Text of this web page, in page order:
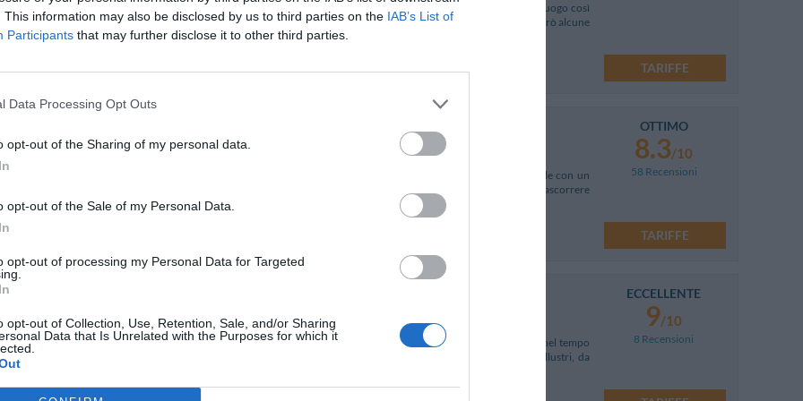
This information may also be disclosed by us to third parties on the IAB’s List of
Participants that may further disclose it to other third parties.
Data Processing Opt Outs
opt-out of the Sharing of my personal data.
opt-out of the Sale of my Personal Data.
opt-out of processing my Personal Data for Targeted
opt-out of Collection, Use, Retention, Sale, and/or Sharing
Data that Is Unrelated with the Purposes for which it
Suite in Venice ai Carmini si trova in un antico palazzo di fianco alla residenza della famiglia Moro, luogo così
ricco di storia e cultura tanto da essere noto come la “Casa di Otello” perché molto probabilmente ispirò alcune
delle ambientazioni del capo...
TARIFFE
Via Malcontenta 40,Marghera
L'Hotel Palladio si trova a Marghera, a breve distanza dalla splendida città di Venezia (raggiungibile con un
comodo servizio navetta gratuito), a soli 7 km dalla suggestiva Riviera del Brenta. Ideale per trascorrere
piacevoli soggiorni di relax e confor...
OTTIMO
8.3/10
58 Recensioni
TARIFFE
Via Preganziol 1, Mogliano Veneto
Mappa
Villa Condulmer è una raffinata dimora storica di Mogliano Veneto, costruita nel 1743 e rinnovata nel tempo
per offrire il massimo nel campo dell'ospitalità. Elegante ed esclusiva, ha accolto numerosi ospiti illustri, da
ECCELLENTE
9/10
8 Recensioni